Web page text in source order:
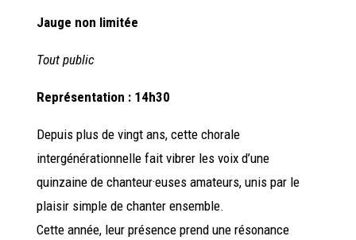
Jauge non limitée
Tout public
Représentation : 14h30
Depuis plus de vingt ans, cette chorale
intergénérationnelle fait vibrer les voix d’une
quinzaine de chanteur·euses amateurs, unis par le
plaisir simple de chanter ensemble.
Cette année, leur présence prend une résonance